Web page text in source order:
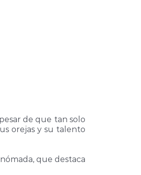
de que tan solo
orejas y su talento
que destaca